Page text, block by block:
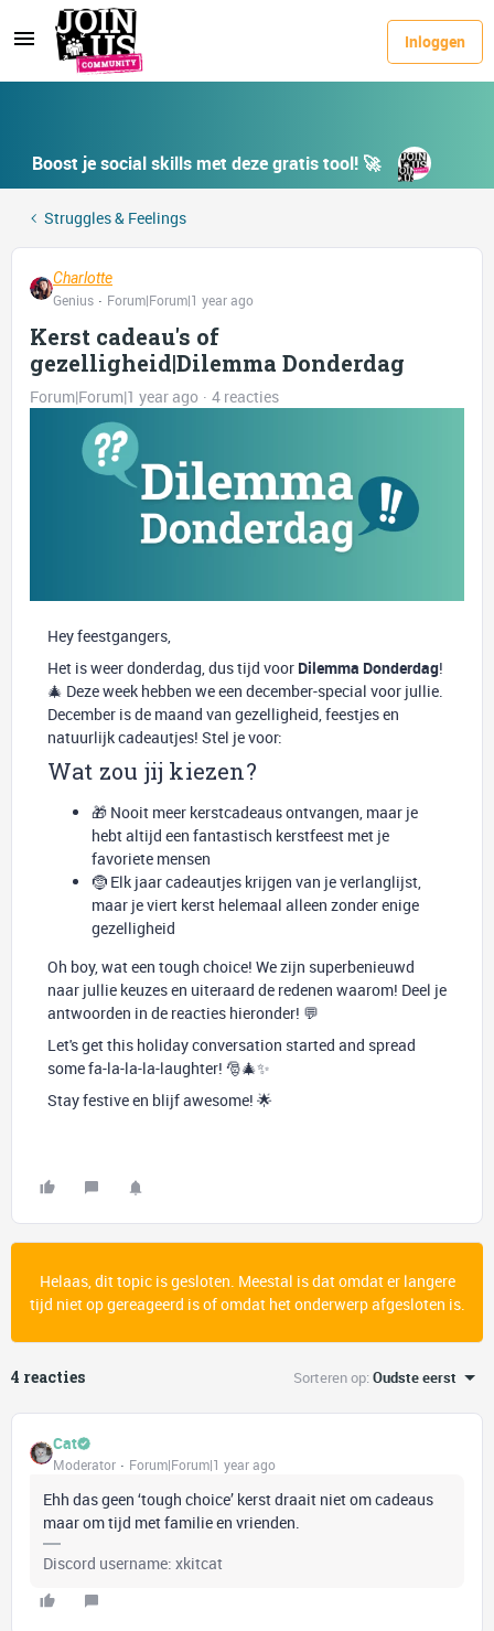
Inloggen
Boost je social skills met deze gratis tool! 🚀
Struggles & Feelings
Charlotte
Genius
Forum|Forum|1 year ago
Kerst cadeau's of
gezelligheid|Dilemma Donderdag
Forum|Forum|1 year ago 4 reacties
Hey feestgangers,
Het is weer donderdag, dus tijd voor Dilemma Donderdag!
🎄 Deze week hebben we een december-special voor jullie.
December is de maand van gezelligheid, feestjes en
natuurlijk cadeautjes! Stel je voor:
Wat zou jij kiezen?
🎁 Nooit meer kerstcadeaus ontvangen, maar je
hebt altijd een fantastisch kerstfeest met je
favoriete mensen
🤶 Elk jaar cadeautjes krijgen van je verlanglijst,
maar je viert kerst helemaal alleen zonder enige
gezelligheid
Oh boy, wat een tough choice! We zijn superbenieuwd
naar jullie keuzes en uiteraard de redenen waarom! Deel je
antwoorden in de reacties hieronder! 💬
Let's get this holiday conversation started and spread
some fa-la-la-la-laughter! 🎅🎄✨
Stay festive en blijf awesome! 🌟
Helaas, dit topic is gesloten. Meestal is dat omdat er langere
tijd niet op gereageerd is of omdat het onderwerp afgesloten is.
4 reacties Sorteren op:Oudste eerst
Cat
Moderator Forum|Forum|1 year ago
Ehh das geen ‘tough choice’ kerst draait niet om cadeaus
maar om tijd met familie en vrienden.
Discord username: xkitcat